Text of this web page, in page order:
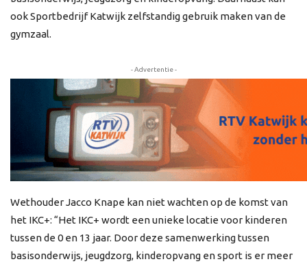
ook Sportbedrijf Katwijk zelfstandig gebruik maken van de
gymzaal.
- Advertentie -
Wethouder Jacco Knape kan niet wachten op de komst van
het IKC+: “Het IKC+ wordt een unieke locatie voor kinderen
tussen de 0 en 13 jaar. Door deze samenwerking tussen
basisonderwijs, jeugdzorg, kinderopvang en sport is er meer